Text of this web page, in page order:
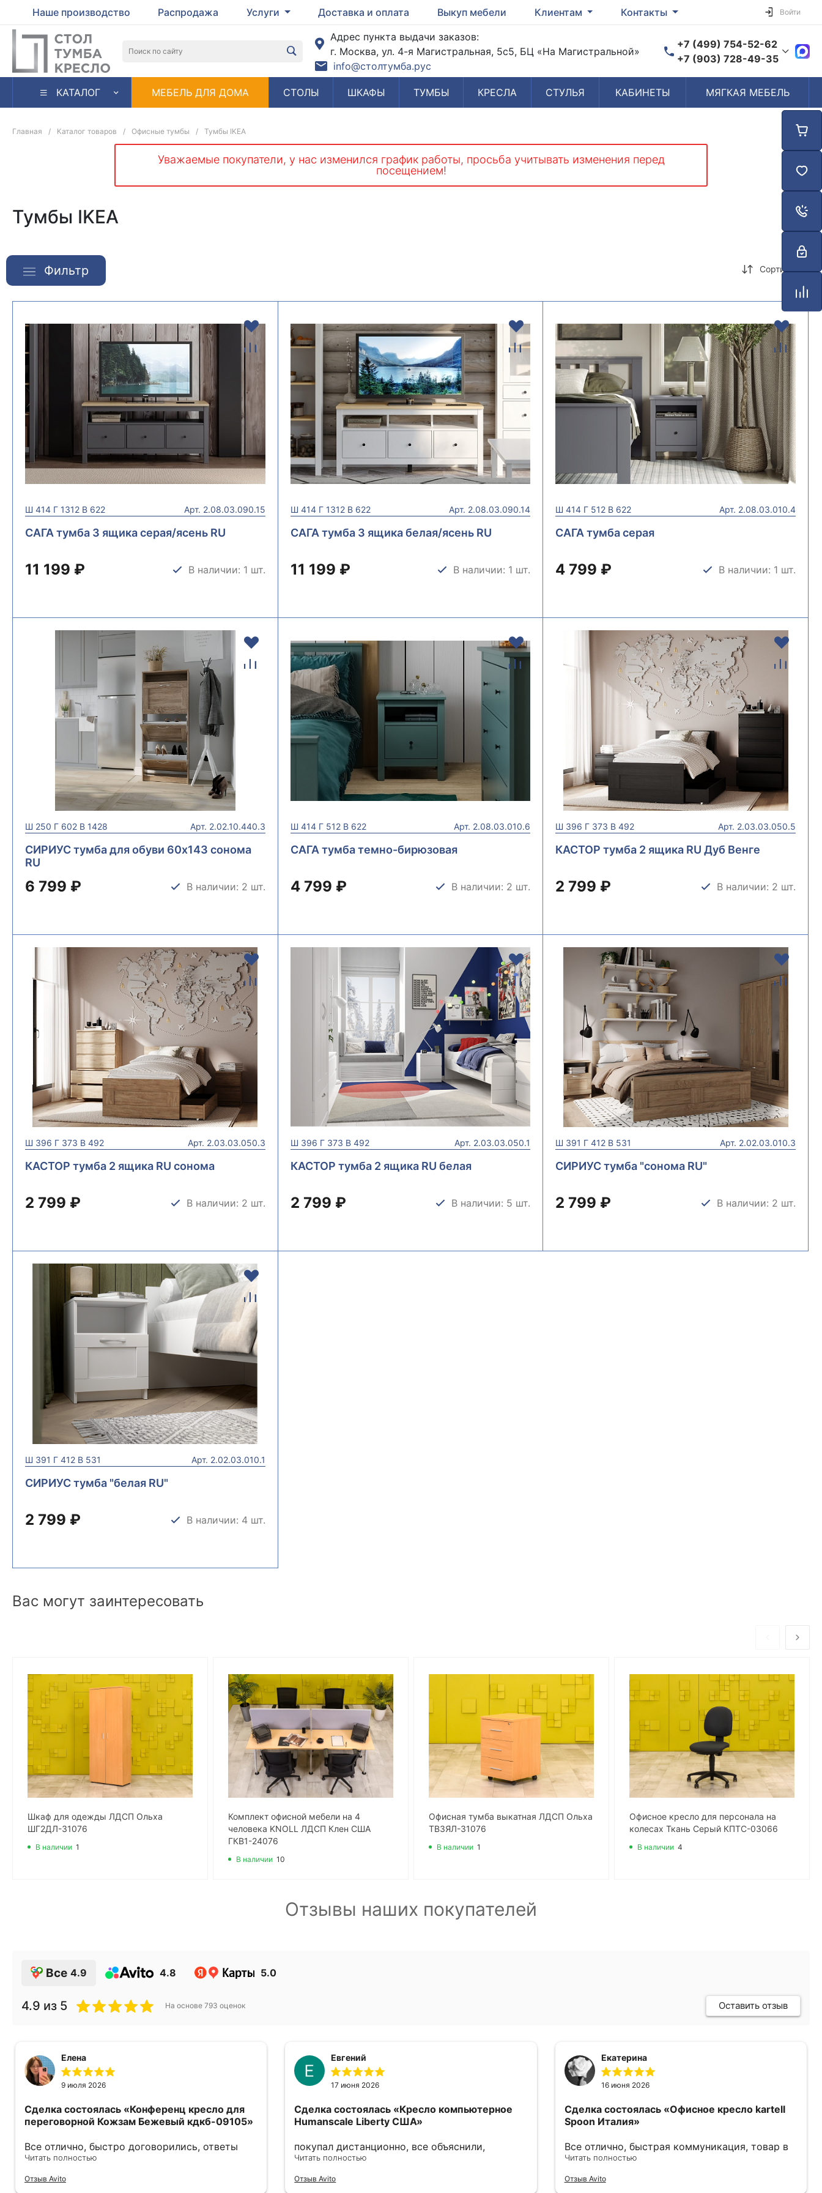
Наше производство Распродажа Услуги Доставка и оплата Выкуп мебели Клиентам Контакты Войти
Адрес пункта выдачи заказов:
г. Москва, ул. 4-я Магистральная, 5с5, БЦ «На Магистральной»
info@столтумба.рус
+7 (499) 754-52-62
+7 (903) 728-49-35
Время работы
Пн-Пт: 10:00-19:00
КАТАЛОГ МЕБЕЛЬ ДЛЯ ДОМА СТОЛЫ ШКАФЫ ТУМБЫ КРЕСЛА СТУЛЬЯ КАБИНЕТЫ МЯГКАЯ МЕБЕЛЬ
Главная / Каталог товаров / Офисные тумбы / Тумбы IKEA
Уважаемые покупатели, у нас изменился график работы, просьба учитывать изменения перед
посещением!
Тумбы IKEA
Фильтр Сортировка
Ш 414 Г 1312 В 622 Арт. 2.08.03.090.15
САГА тумба 3 ящика серая/ясень RU
11 199 ₽ В наличии: 1 шт.
Ш 414 Г1312 В622 Арт. 2.08.03.090.14
САГА тумба 3 ящика белая/ясень RU
11 199 ₽ В наличии: 1 шт.
Ш 414 Г 512 В 622 Арт. 2.08.03.010.4
САГА тумба серая
4 799 ₽ В наличии: 1 шт.
Ш 250 Г 602 В 1428 Арт. 2.02.10.440.3
СИРИУС тумба для обуви 60х143 сонома
RU
6 799 ₽ В наличии: 2 шт.
Ш 414 Г512 В622 Арт. 2.08.03.010.6
САГА тумба темно-бирюзовая
4 799 ₽ В наличии: 2 шт.
Ш 396 Г 373 В 492 Арт. 2.03.03.050.5
КАСТОР тумба 2 ящика RU Дуб Венге
2 799 ₽ В наличии: 2 шт.
Ш 396 Г 373 В 492 Арт. 2.03.03.050.3
КАСТОР тумба 2 ящика RU сонома
2 799 ₽ В наличии: 2 шт.
Ш 396 Г373 В492 Арт. 2.03.03.050.1
КАСТОР тумба 2 ящика RU белая
2 799 ₽ В наличии: 5 шт.
Ш 391 Г 412 В 531 Арт. 2.02.03.010.3
СИРИУС тумба "сонома RU"
2 799 ₽ В наличии: 2 шт.
Ш 391 Г 412 В 531 Арт. 2.02.03.010.1
СИРИУС тумба "белая RU"
2 799 ₽ В наличии: 4 шт.
Вас могут заинтересовать
Шкаф для одежды ЛДСП Ольха
ШГ2ДЛ-31076
В наличии 1
Комплект офисной мебели на 4
человека KNOLL ЛДСП Клен США
ГКВ1-24076
В наличии 10
Офисная тумба выкатная ЛДСП Ольха
ТВ3ЯЛ-31076
В наличии 1
Офисное кресло для персонала на
колесах Ткань Серый КПТС-03066
В наличии 4
Отзывы наших покупателей
Все 4.9 4.8 5.0
4.9 из 5 На основе 793 оценок Оставить отзыв
Елена
9 июля 2026
Сделка состоялась «Конференц кресло для
переговорной Кожзам Бежевый кдкб-09105»
Все отлично, быстро договорились, ответы
очень быстрые, всегда на связи. Все подробно
были на разных складах их переместили на
Читать полностью
Отзыв Avito
Евгений
17 июня 2026
Сделка состоялась «Кресло компьютерное
Humanscale Liberty США»
покупал дистанционно, все объяснили,
показали, сделали фото и видео по запросу.
дальнейшем хорошо упаковали. однозначно
Читать полностью
Отзыв Avito
Екатерина
16 июня 2026
Сделка состоялась «Офисное кресло kartell
Spoon Италия»
Все отлично, быстрая коммуникация, товар в
отличном состоянии.
Читать полностью
Отзыв Avito